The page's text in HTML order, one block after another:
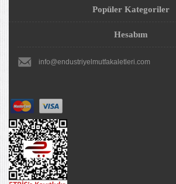
Popüler Kategoriler
Hesabım
info@endustriyelmutfakaletleri.com